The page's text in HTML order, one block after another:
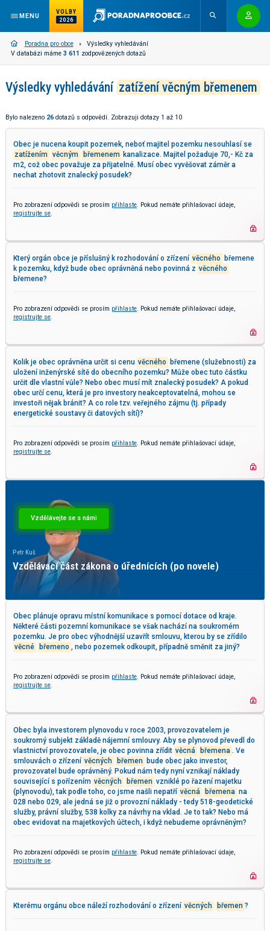
MENU
VOLBY
2026
Poradna pro obce
Výsledky vyhledávání
V databázi máme 3 611 zodpovězených dotazů
Výsledky vyhledávání zatížení věcným břemenem
Bylo nalezeno 26dotazů s odpovědí. Zobrazuji dotazy 1 až 10
Obec je nucena koupit pozemek, neboť majitel pozemku nesouhlasí se
zatížením věcným břemenem kanalizace. Majitel požaduje 70,- Kč za
m2, což obec považuje za přijatelné. Musí obec vyvěšovat záměr a
nechat zhotovit znalecký posudek?
Pro zobrazení odpovědi se prosím přihlaste. Pokud nemáte přihlašovací údaje,
registrujte se.
Který orgán obce je příslušný k rozhodování o zřízení věcného
břemene
k pozemku, když bude obec oprávněná nebo povinná z věcného
břemene?
Pro zobrazení odpovědi se prosím přihlaste. Pokud nemáte přihlašovací údaje,
registrujte se.
Kolik je obec oprávněna určit si cenu věcného
břemene (služebnosti) za
uložení inženýrské sítě do obecního pozemku? Může obec tuto částku
určit dle vlastní vůle? Nebo obec musí mít znalecký posudek? A pokud
obec určí cenu, která je pro investory neakceptovatelná, mohou se
investoři nějak bránit? A co role tzv. veřejného zájmu (tj. případy
energetické soustavy či datových sítí)?
Pro zobrazení odpovědi se prosím přihlaste. Pokud nemáte přihlašovací údaje,
registrujte se.
Kuš
část zákona o úřednících (po novele)
Vzdělávejte se s námi
Obec plánuje opravu místní komunikace s pomocí dotace od kraje.
Některé části pozemní komunikace se však nachází na soukromém
pozemku. Je pro obec výhodnější uzavřít smlouvu, kterou by se zřídilo
věcné
břemeno , nebo pozemek odkoupit, případně směnit za jiný?
Pro zobrazení odpovědi se prosím přihlaste. Pokud nemáte přihlašovací údaje,
registrujte se.
Obec byla investorem plynovodu v roce 2003, provozovatelem je
soukromý subjekt základě nájemní smlouvy. Aby se plynovod převedl do
vlastnictví provozovatele, je obec povinna zřídit věcná břemena . Ve
smlouvách o zřízení věcných břemen bude obec jako investor,
provozovatel bude oprávněný. Pokud nám tedy nyní vznikají náklady
související s pořízením věcných břemen vzniklé po řazení majetku
(plynovodu), tak podle toho, co jsme našli nepatří věcná břemena na
028 nebo 029, ale jedná se již o provozní náklady - tedy 518-geodetické
služby, právní služby, 538 kolky za návrhy na vklad. Je to tak? Nebo má
obec evidovat na majetkových účtech, i když nebudeme oprávněným?
Pro zobrazení odpovědi se prosím přihlaste. Pokud nemáte přihlašovací údaje,
registrujte se.
Kterému orgánu obce náleží rozhodování o zřízení věcných břemen ?